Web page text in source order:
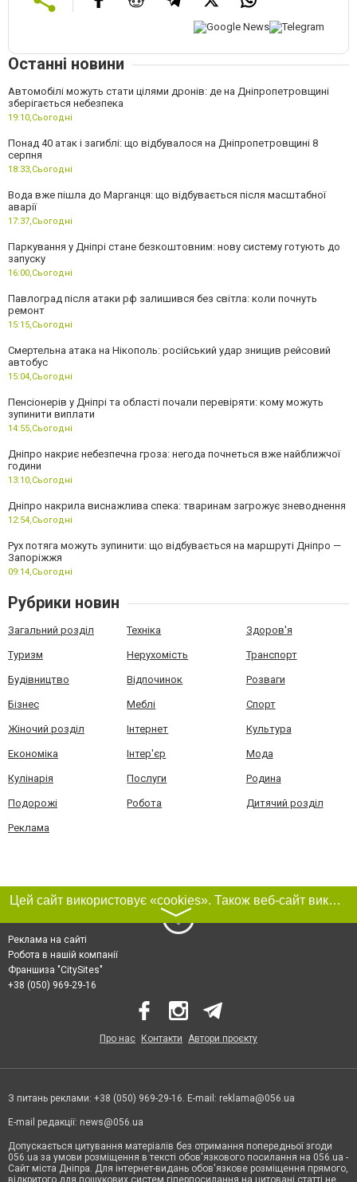
Останні новини
Автомобілі можуть стати цілями дронів: де на Дніпропетровщині
зберігається небезпека
19:10, Сьогодні
Понад 40 атак і загиблі: що відбувалося на Дніпропетровщині 8
серпня
18:33, Сьогодні
Вода вже пішла до Марганця: що відбувається після масштабної
аварії
17:37, Сьогодні
Паркування у Дніпрі стане безкоштовним: нову систему готують до
запуску
16:00, Сьогодні
Павлоград після атаки рф залишився без світла: коли почнуть
ремонт
15:15, Сьогодні
Смертельна атака на Нікополь: російський удар знищив рейсовий
автобус
15:04, Сьогодні
Пенсіонерів у Дніпрі та області почали перевіряти: кому можуть
зупинити виплати
14:55, Сьогодні
Дніпро накриє небезпечна гроза: негода почнеться вже найближчої
години
13:10, Сьогодні
Дніпро накрила виснажлива спека: тваринам загрожує зневоднення
12:54, Сьогодні
Рух потяга можуть зупинити: що відбувається на маршруті Дніпро —
Запоріжжя
09:14, Сьогодні
Рубрики новин
Загальний розділ Техніка Здоров'я
Туризм Нерухомість Транспорт
Будівництво Відпочинок Розваги
Бізнес Меблі Спорт
Жіночий розділ Інтернет Культура
Економіка Інтер'єр Мода
Кулінарія Послуги Родина
Подорожі Робота Дитячий розділ
Реклама
Цей сайт використовує «cookies». Також веб-сайт використовує інтернет-сервіс для збору технічних даних стосовно відвідувачів з метою отримання маркетингової та статистичної інформації. Умови обробки даних відвідувачів сайту див.
〉
Реклама на сайті
Робота в нашій компанії
Франшиза "CitySites"
+38 (050) 969-29-16
Про нас Контакти Автори проєкту
З питань реклами: +38 (050) 969-29-16. E-mail: reklama@056.ua
E-mail редакції: news@056.ua
Допускається цитування матеріалів без отримання попередньої згоди
056.ua за умови розміщення в тексті обов'язкового посилання на 056.ua -
Сайт міста Дніпра. Для інтернет-видань обов'язкове розміщення прямого,
відкритого для пошукових систем гіперпосилання на цитовані статті не